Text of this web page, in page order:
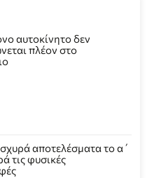
αυτοκίνητο δεν
πλέον στο
αποτελέσματα το α΄
τις φυσικές